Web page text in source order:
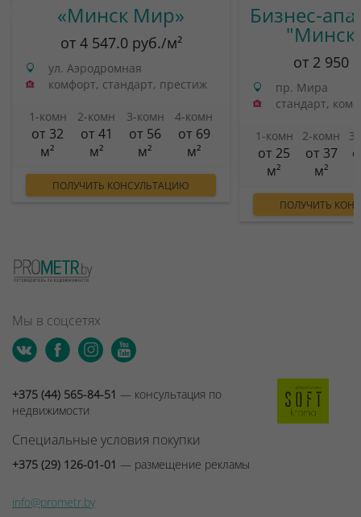
«Минск Мир»
от 4 547.0 руб./м²
ул. Аэродромная
комфорт, стандарт, престиж
1-комн
от 32
м²
2-комн
от 41
м²
3-комн
от 56
м²
4-комн
от 69
м²
ПОЛУЧИТЬ КОНСУЛЬТАЦИЮ
Бизнес-
от 2 950
пр. Мира
стандарт,
1-комн
от 25
м²
2-комн
от 37
м²
ПОЛУЧИТЬ
Мы в соцсетях
+375 (44) 565-84-51 — консультация по
недвижимости
Специальные условия покупки
+375 (29) 126-01-01 — размещение рекламы
info@prometr.by